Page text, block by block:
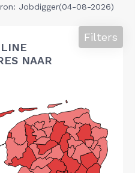
Jobdigger(04-08-2026)
NAAR
Filters